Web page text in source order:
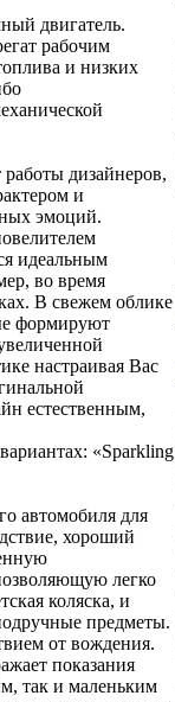
двигатель.
рабочим
и низких
дизайнеров,
и
эмоций.
идеальным
во время
В свежем облике
формируют
настраивая Вас
естественным,
«Sparkling
автомобиля для
хороший
легко
коляска, и
предметы.
от вождения.
показания
так и маленьким